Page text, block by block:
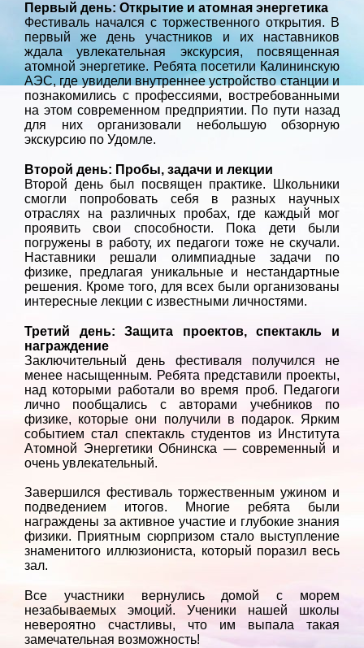
Первый день: Открытие и атомная энергетика
Фестиваль начался с торжественного открытия. В
первый же день участников и их наставников
ждала увлекательная экскурсия, посвященная
атомной энергетике. Ребята посетили Калининскую
АЭС, где увидели внутреннее устройство станции и
познакомились с профессиями, востребованными
на этом современном предприятии. По пути назад
для них организовали небольшую обзорную
экскурсию по Удомле.
Второй день: Пробы, задачи и лекции
Второй день был посвящен практике. Школьники
смогли попробовать себя в разных научных
отраслях на различных пробах, где каждый мог
проявить свои способности. Пока дети были
погружены в работу, их педагоги тоже не скучали.
Наставники решали олимпиадные задачи по
физике, предлагая уникальные и нестандартные
решения. Кроме того, для всех были организованы
интересные лекции с известными личностями.
Третий день: Защита проектов, спектакль и
награждение
Заключительный день фестиваля получился не
менее насыщенным. Ребята представили проекты,
над которыми работали во время проб. Педагоги
лично пообщались с авторами учебников по
физике, которые они получили в подарок. Ярким
событием стал спектакль студентов из Института
Атомной Энергетики Обнинска — современный и
очень увлекательный.
Завершился фестиваль торжественным ужином и
подведением итогов. Многие ребята были
награждены за активное участие и глубокие знания
физики. Приятным сюрпризом стало выступление
знаменитого иллюзиониста, который поразил весь
зал.
Все участники вернулись домой с морем
незабываемых эмоций. Ученики нашей школы
невероятно счастливы, что им выпала такая
замечательная возможность!